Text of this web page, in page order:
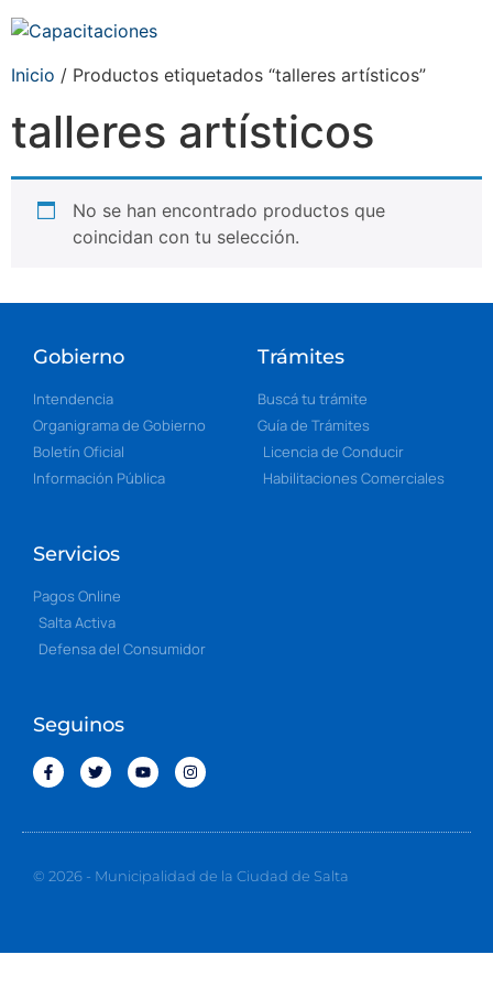
Inicio / Productos etiquetados “talleres artísticos”
talleres artísticos
No se han encontrado productos que
coincidan con tu selección.
Gobierno
Intendencia
Organigrama de Gobierno
Boletín Oficial
Información Pública
Trámites
Buscá tu trámite
Guía de Trámites
Licencia de Conducir
Habilitaciones Comerciales
Servicios
Pagos Online
Salta Activa
Defensa del Consumidor
Seguinos
© 2026 - Municipalidad de la Ciudad de Salta